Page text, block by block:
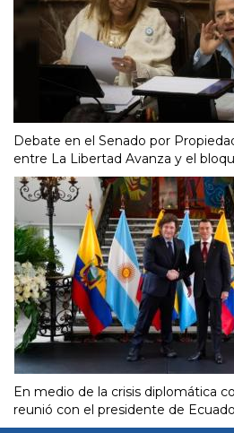
Debate en el Senado por
entre La Libertad Avanza y el
En medio de la crisis diplomática
reunió con el presidente de